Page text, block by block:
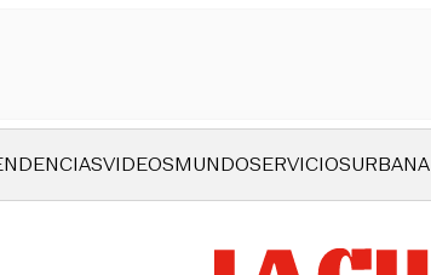
VIDEOSMUNDOSERVICIOSURBANA